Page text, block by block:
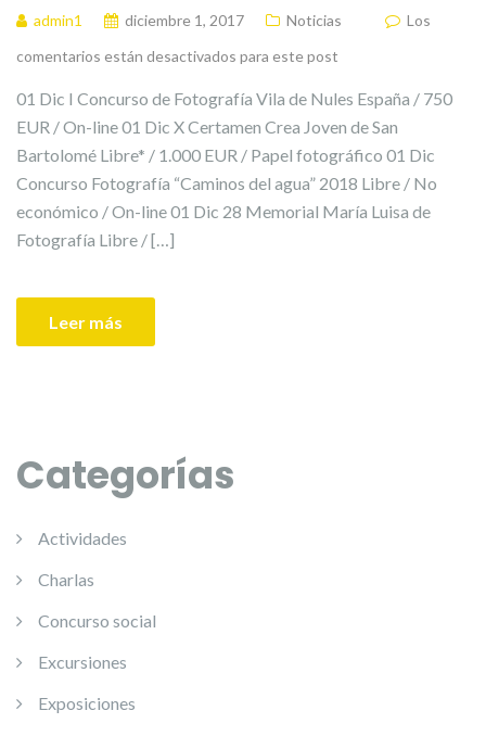
admin1 diciembre 1, 2017 Noticias
Los
comentarios están desactivados para este post
01 Dic I Concurso de Fotografía Vila de Nules España / 750
EUR / On-line 01 Dic X Certamen Crea Joven de San
Bartolomé Libre* / 1.000 EUR / Papel fotográfico 01 Dic
Concurso Fotografía “Caminos del agua” 2018 Libre / No
económico / On-line 01 Dic 28 Memorial María Luisa de
Fotografía Libre / […]
Leer más
Categorías
Actividades
Charlas
Concurso social
Excursiones
Exposiciones